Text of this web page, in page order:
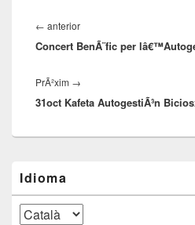
de
navegaciÃ³
← anterior
anterior:
Concert BenÃ¨fic per
PrÃ²xim →
publicaciÃ³:
31oct Kafeta AutogestiÃ³n
lateral
principal
Idioma